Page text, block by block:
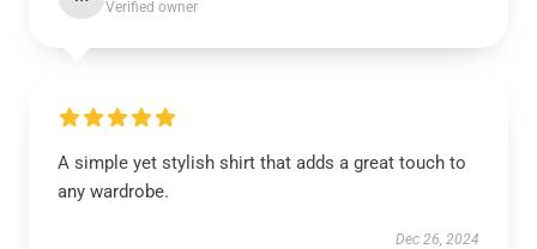
Verified owner
A simple yet stylish shirt that adds a great touch to
any wardrobe.
Dec 26, 2024